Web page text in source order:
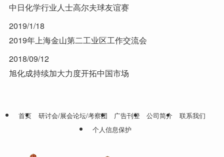
中日化学行业人士高尔夫球友谊赛
2019/1/18
2019年上海金山第二工业区工作交流会
2018/09/12
旭化成持续加大力度开拓中国市场
首页 研讨会/展会论坛/考察团 广告刊登 公司简介
联系我们
个人信息保护